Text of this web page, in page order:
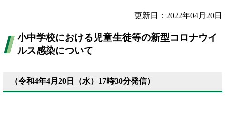
更新日：2022年04月20日
小中学校における児童生徒等の新型コロナウイ
ルス感染について
（令和4年4月20日（水）17時30分発信）